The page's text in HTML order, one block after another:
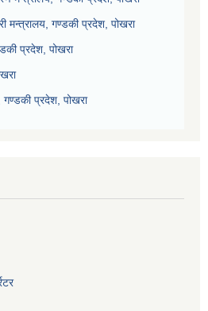
मन्त्रालय, गण्डकी प्रदेश, पोखरा
प्रदेश, पोखरा
गण्डकी प्रदेश, पोखरा